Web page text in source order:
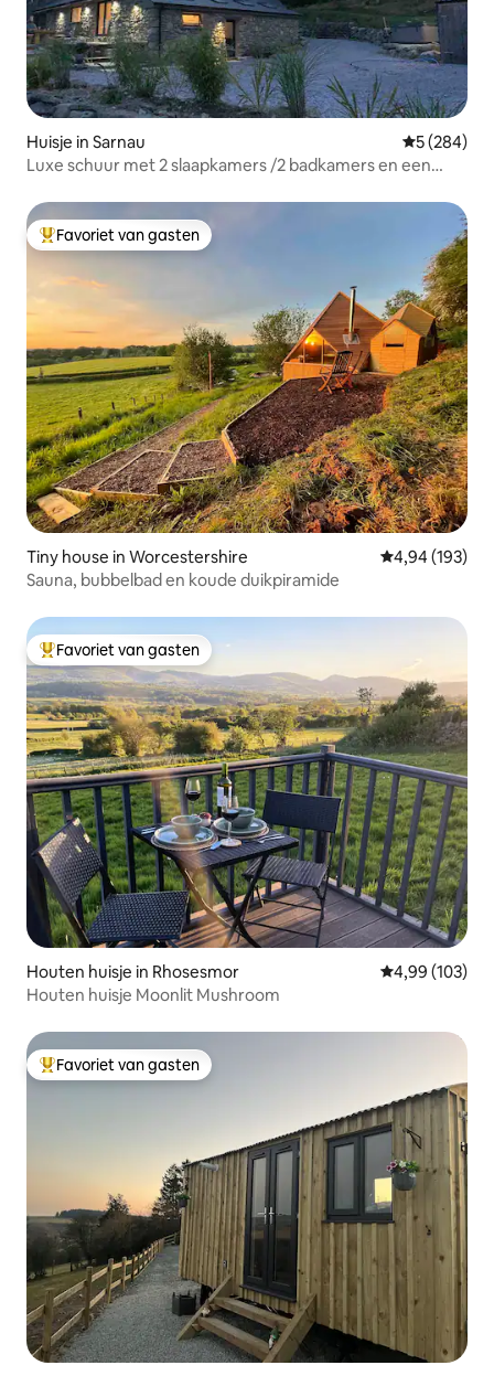
Huisje in Sarnau
5 (284)
Luxe schuur met 2 slaapkamers /2 badkamers en een
Topfavoriet van gasten
Favoriet van gasten
Tiny house in Worcestershire Gemiddelde
4,94 (193)
Sauna, bubbelbad en koude duikpiramide
Topfavoriet van gasten
Favoriet van gasten
Houten huisje in Rhosesmor Gemiddelde
4,99 (103)
Houten huisje Moonlit Mushroom
Topfavoriet van gasten
Favoriet van gasten